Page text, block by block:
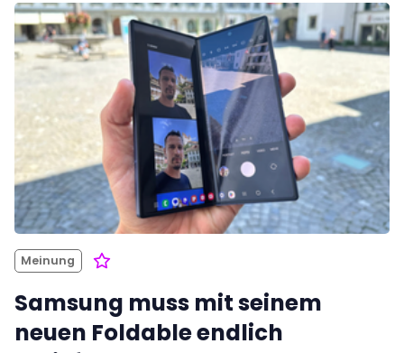
Meinung
Samsung muss mit seinem
neuen Foldable endlich